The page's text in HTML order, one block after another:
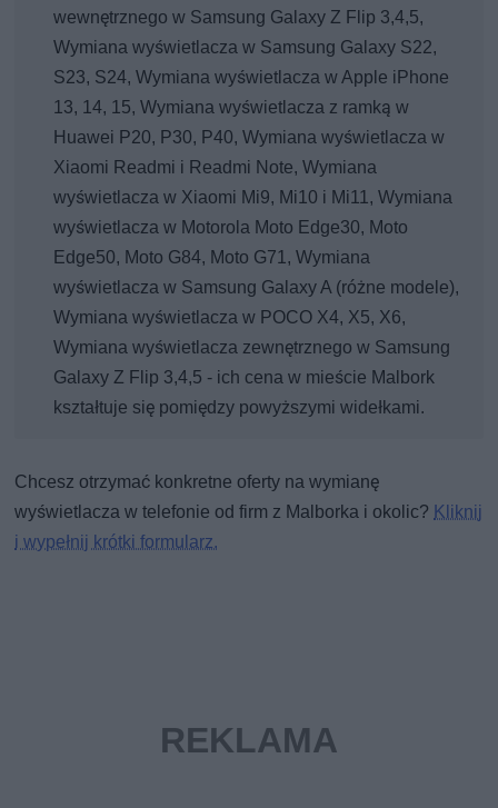
wewnętrznego w Samsung Galaxy Z Flip 3,4,5,
Wymiana wyświetlacza w Samsung Galaxy S22,
S23, S24, Wymiana wyświetlacza w Apple iPhone
13, 14, 15, Wymiana wyświetlacza z ramką w
Huawei P20, P30, P40, Wymiana wyświetlacza w
Xiaomi Readmi i Readmi Note, Wymiana
wyświetlacza w Xiaomi Mi9, Mi10 i Mi11, Wymiana
wyświetlacza w Motorola Moto Edge30, Moto
Edge50, Moto G84, Moto G71, Wymiana
wyświetlacza w Samsung Galaxy A (różne modele),
Wymiana wyświetlacza w POCO X4, X5, X6,
Wymiana wyświetlacza zewnętrznego w Samsung
Galaxy Z Flip 3,4,5 - ich cena w mieście Malbork
kształtuje się pomiędzy powyższymi widełkami.
Chcesz otrzymać konkretne oferty na wymianę
wyświetlacza w telefonie od firm z Malborka i okolic? Kliknij
i wypełnij krótki formularz.